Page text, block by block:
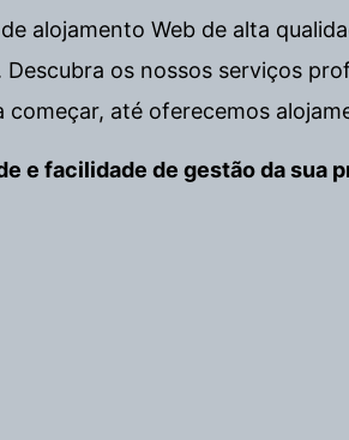
alojamento Web de alta
Descubra os nossos serviços
começar, até oferecemos
e facilidade de gestão da sua